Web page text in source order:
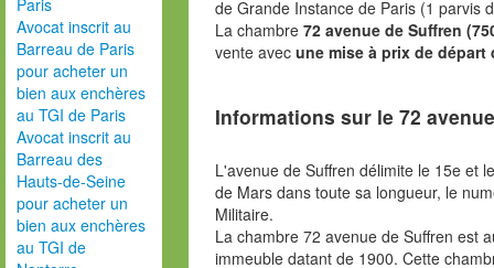
Paris
Avocat inscrit au
Barreau de Paris
pour acheter un
bien aux enchères
au TGI de Paris
Avocat inscrit au
Barreau des
Hauts-de-Seine
pour acheter un
bien aux enchères
au TGI de
de Grande Instance de Paris (1 parvis
La chambre 72 avenue de Suffren
vente avec une mise à prix de départ
Informations sur le 72
L'avenue de Suffren délimite le 15e et
de Mars dans toute sa longueur, le
Militaire.
La chambre 72 avenue de Suffren est
immeuble datant de 1900. Cette